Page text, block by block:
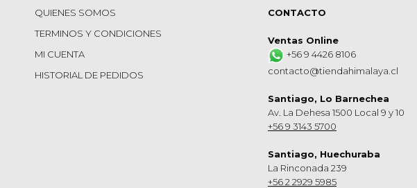
QUIENES SOMOS
TERMINOS Y CONDICIONES
MI CUENTA
HISTORIAL DE PEDIDOS
CONTACTO
Ventas Online
+56 9 4426 8106
contacto@tiendahimalaya.cl
Santiago, Lo Barnechea
Av. La Dehesa 1500 Local 9 y 10
+56 9 3143 5700
Santiago, Huechuraba
La Rinconada 239
+56 2 2929 5985